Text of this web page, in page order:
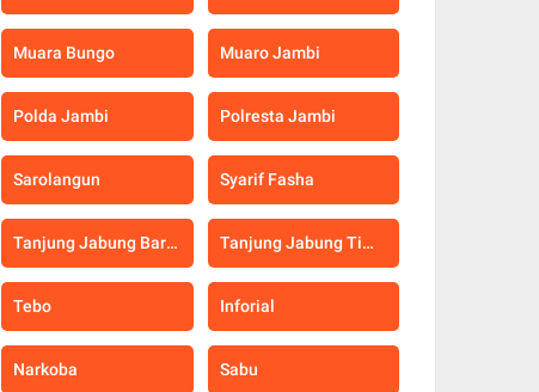
Muara Bungo Muaro Jambi
Polda Jambi Polresta Jambi
Sarolangun Syarif Fasha
Tanjung Jabung Barat Tanjung Jabung Timur
Tebo Inforial
Narkoba Sabu